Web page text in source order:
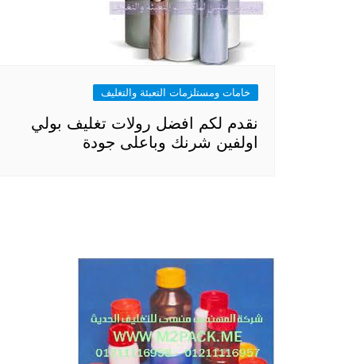
خامات ومستلزمات التعبئة والتغليف
نقدم لكم افضل رولات تغليف بولي
اولفين شرنك وباعلى جودة